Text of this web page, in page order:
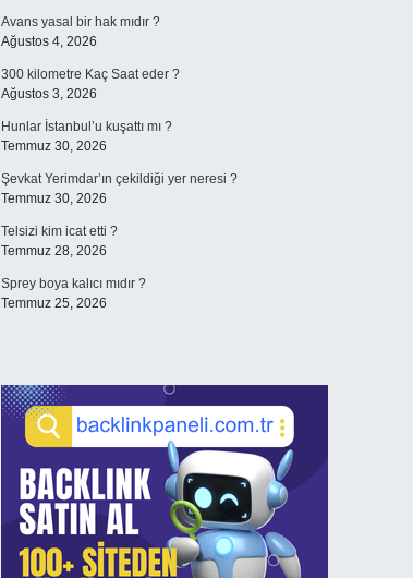
Avans yasal bir hak mıdır ?
Ağustos 4, 2026
300 kilometre Kaç Saat eder ?
Ağustos 3, 2026
Hunlar İstanbul’u kuşattı mı ?
Temmuz 30, 2026
Şevkat Yerimdar’ın çekildiği yer neresi ?
Temmuz 30, 2026
Telsizi kim icat etti ?
Temmuz 28, 2026
Sprey boya kalıcı mıdır ?
Temmuz 25, 2026